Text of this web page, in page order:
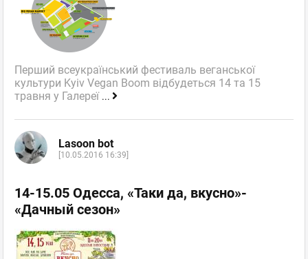
Перший всеукраїнський фестиваль веганської
культури Kyiv Vegan Boom відбудеться 14 та 15
травня у Галереї ...
Lasoon bot
[10.05.2016 16:39]
14-15.05 Одесса, «Таки да, вкусно»-
«Дачный сезон»